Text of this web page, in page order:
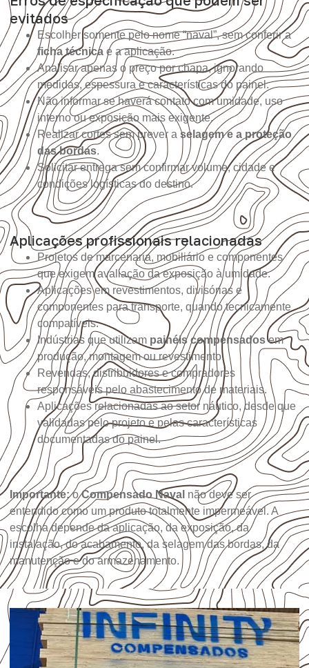
evitados
Escolher somente pelo nome “naval”, sem conferir a
ficha técnica e a aplicação.
Analisar apenas o preço por chapa, ignorando
medidas, espessura e características do painel.
Não informar se haverá contato com umidade, uso
interno ou exposição mais exigente.
Realizar cortes sem prever a selagem e a proteção
das bordas.
Solicitar entrega sem confirmar volume, cidade e
condições logísticas do destino.
Aplicações profissionais relacionadas
Projetos de marcenaria, mobiliário e componentes
que exigem avaliação da exposição à umidade.
Aplicações em revestimentos, divisórias e
componentes para transporte, quando tecnicamente
compatíveis.
Indústrias que utilizam painéis compensadosem
produção, montagem ou revestimento.
Revendas, distribuidores e compradores
responsáveis pelo abastecimento de materiais.
Aplicações relacionadas ao setor náutico, desde que
validadas pelo projeto e pelas características
documentadas do painel.
Importante:oCompensado Naval não deve ser
entendido como um produto totalmente impermeável. A
escolha depende da aplicação, da exposição, da
instalação, do acabamento, da selagem das bordas, da
manutenção e do armazenamento.